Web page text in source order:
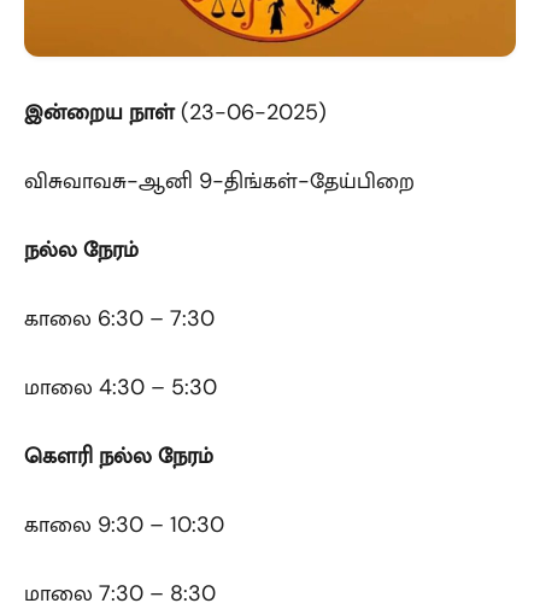
இன்றைய நாள்(23-06-2025)
விசுவாவசு-ஆனி 9-திங்கள்-தேய்பிறை
நல்ல நேரம்
காலை 6:30 – 7:30
மாலை 4:30 – 5:30
கௌரி நல்ல நேரம்
காலை 9:30 – 10:30
மாலை 7:30 – 8:30